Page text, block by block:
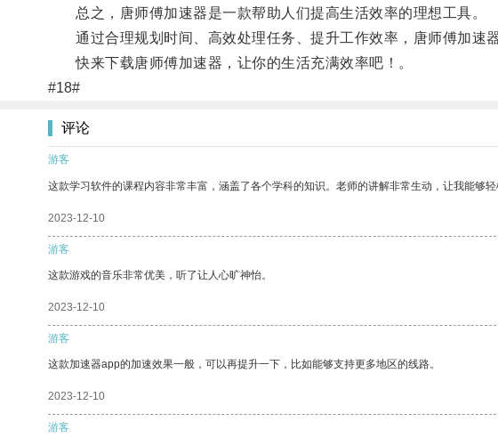
总之，唐师傅加速器是一款帮助人们提高生活效率的理想工具。
通过合理规划时间、高效处理任务、提升工作效率，唐师傅加速器
快来下载唐师傅加速器，让你的生活充满效率吧！。
#18#
评论
游客
这款学习软件的课程内容非常丰富，涵盖了各个学科的知识。老师的讲解非常生动，让我能够轻
2023-12-10
游客
这款游戏的音乐非常优美，听了让人心旷神怡。
2023-12-10
游客
这款加速器app的加速效果一般，可以再提升一下，比如能够支持更多地区的线路。
2023-12-10
游客